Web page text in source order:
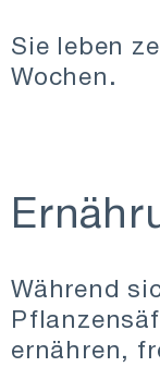
Sie leben
Wochen.
Während
ernähren,